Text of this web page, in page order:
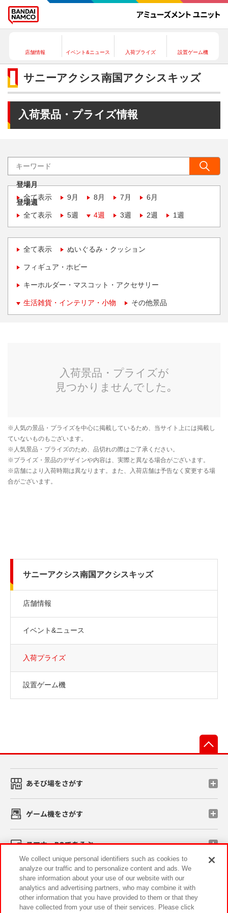
店舗情報 イベント&ニュース 入荷プライズ 設置ゲーム機
サニーアクシス南国アクシスキッズ
入荷景品・プライズ情報
登場月
全て表示
9月 8月 7月 6月
登場週
全て表示
5週 4週 3週 2週 1週
全て表示 ぬいぐるみ・クッション
フィギュア・ホビー
キーホルダー・マスコット・アクセサリー
生活雑貨・インテリア・小物 その他景品
サニーアクシス南国アクシスキッズ
店舗情報
イベント&ニュース
入荷プライズ
設置ゲーム機
あそび場をさがす
ゲーム機をさがす
スマホ・PCであそぶ
イベント・キャンペーン
We collect unique personal identifiers such as cookies to
analyze our traffic and to personalize content and ads. We
share information about your use of our website with our
analytics and advertising partners, who may combine it with
other information that you have provided to them or that they
have collected from your use of their services. Please click